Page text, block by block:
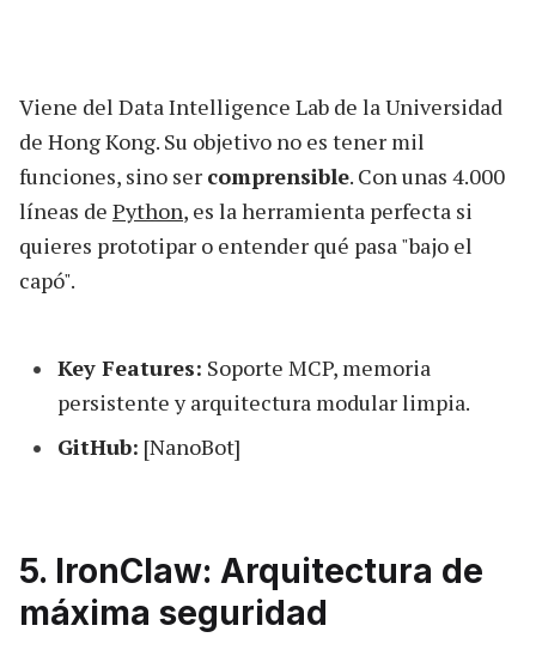
Viene del Data Intelligence Lab de la Universidad
de Hong Kong. Su objetivo no es tener mil
funciones, sino ser comprensible. Con unas 4.000
líneas de Python, es la herramienta perfecta si
quieres prototipar o entender qué pasa "bajo el
capó".
Key Features: Soporte MCP, memoria
persistente y arquitectura modular limpia.
GitHub: [NanoBot]
5. IronClaw: Arquitectura de
máxima seguridad